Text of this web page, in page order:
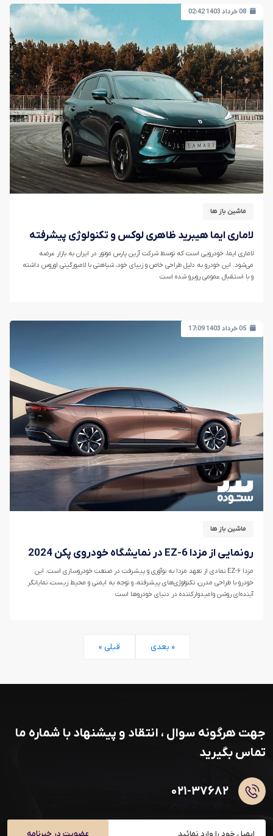
ماشین باز ها
لاماری ایما هیبرید ظاهری لوکس و تکنولوژی پیشرفته
لاماری ایما، خودرویی است که توسط شرکت آرین پارس موتور در ایران به بازار عرضه
می‌شود. این خودرو به دلیل طراحی خاص و زیبای خود، شباهتی با لامبورگینی اوروس داشته
و با استقبال عمومی روبرو شده است
ماشین باز ها
رونمایی از مزدا EZ-6 در نمایشگاه خودروی پکن 2024
مزدا EZ-۶ نمادی از تعهد مزدا به نوآوری و پیشرفت در صنعت خودروسازی است. این
خودرو با طراحی مدرن، تکنولوژی‌های پیشرفته، و توجه به ایمنی و محیط زیست، نمایانگر
آینده‌ای روشن و‌امیدوارکننده در دنیای خودرو‌ها است
« قبلی بعدی »
جهت هرگونه سوال ، انتقاد و پیشنهاد با شماره ما
تماس بگیرید
۰۲۱-۳۷۶۸۲
عضویت در خبرنامه